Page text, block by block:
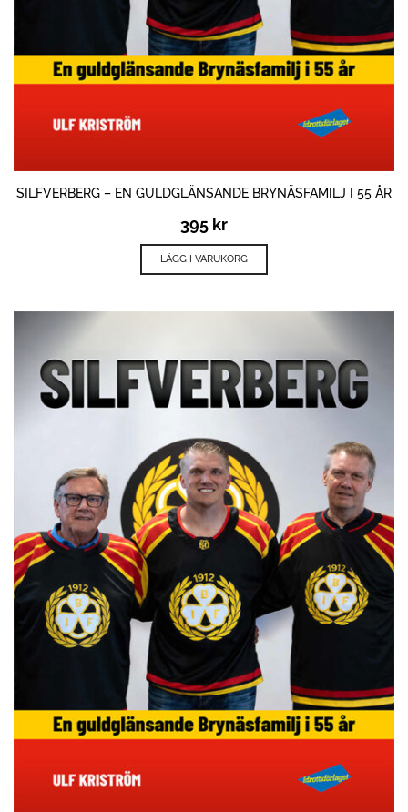
SILFVERBERG – EN GULDGLÄNSANDE BRYNÄSFAMILJ I 55 ÅR
395 kr
LÄGG I VARUKORG